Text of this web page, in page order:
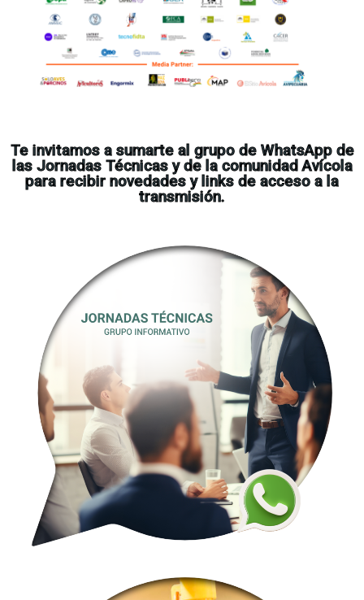
Te invitamos a sumarte al grupo de WhatsApp de
las Jornadas Técnicas y de la comunidad Avícola
para recibir novedades y links de acceso a la
transmisión.